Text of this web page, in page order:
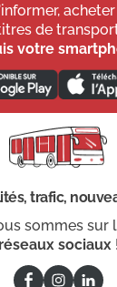
de
votre
trafic,
sommes sur
réseaux sociaux !